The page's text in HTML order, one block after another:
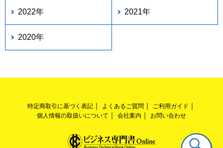
2022年 2021年
2020年
特定商取引に基づく表記 よくあるご質問
ご利用ガイド
個人情報の取扱いについて
会社案内 お問い合わせ